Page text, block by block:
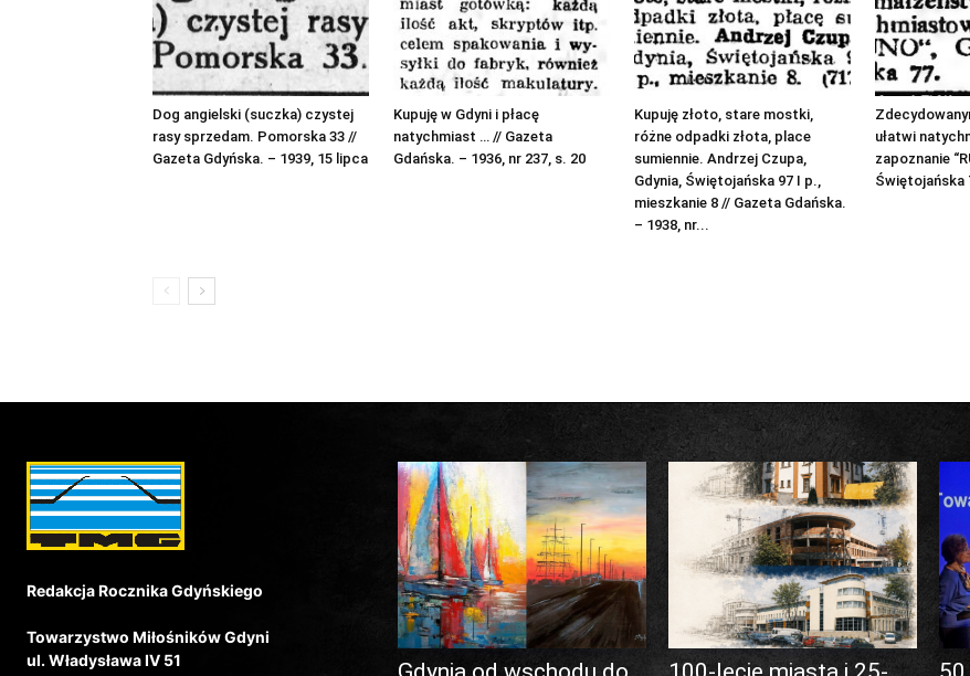
Dog angielski (suczka) czystej
rasy sprzedam. Pomorska 33 //
Gazeta Gdyńska. – 1939, 15 lipca
Kupuję w Gdyni i płacę
natychmiast … // Gazeta
Gdańska. – 1936, nr 237, s. 20
Kupuję złoto, stare mostki,
różne odpadki złota, place
sumiennie. Andrzej Czupa,
Gdynia, Świętojańska 97 I p.,
mieszkanie 8 // Gazeta Gdańska.
– 1938, nr...
ułatwi
zapoznanie
Świętojańska
Redakcja Rocznika Gdyńskiego
Towarzystwo Miłośników Gdyni
ul. Władysława IV 51